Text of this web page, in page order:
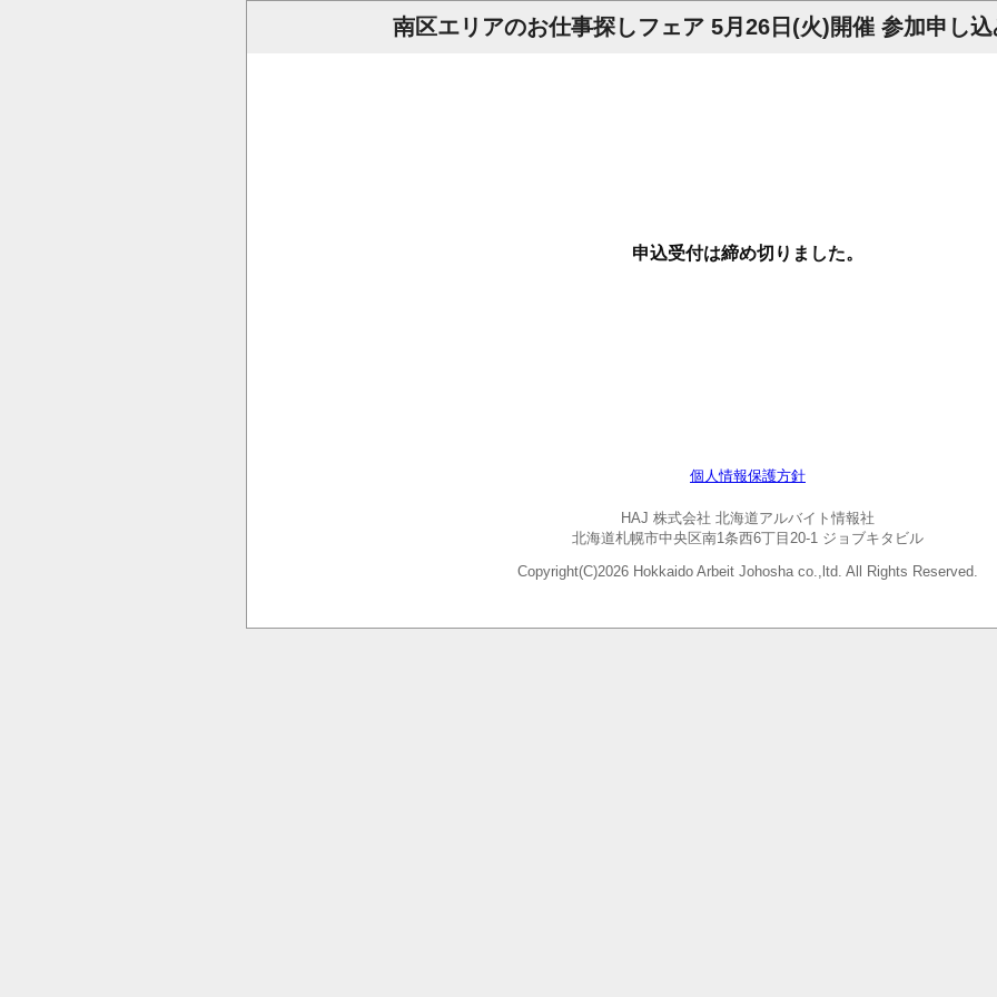
南区エリアのお仕事探しフェア 5月26日(火)開催 参加申し
申込受付は締め切りました。
個人情報保護方針
HAJ 株式会社 北海道アルバイト情報社
北海道札幌市中央区南1条西6丁目20-1 ジョブキタビル
Copyright(C)2026 Hokkaido Arbeit Johosha co.,ltd. All Rights Reserved.